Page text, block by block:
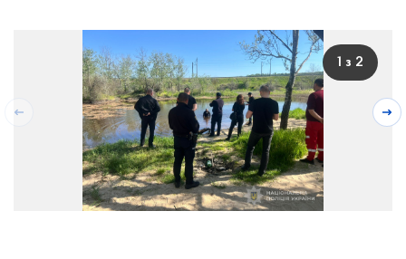
1 з 2